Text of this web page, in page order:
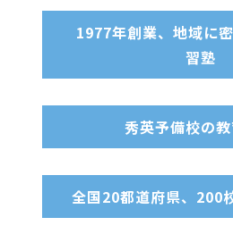
1977年創業、地域に
習塾
秀英予備校の
全国20都道府県、200